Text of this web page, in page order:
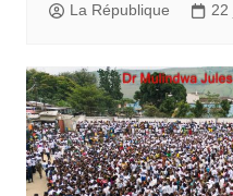
La République 22